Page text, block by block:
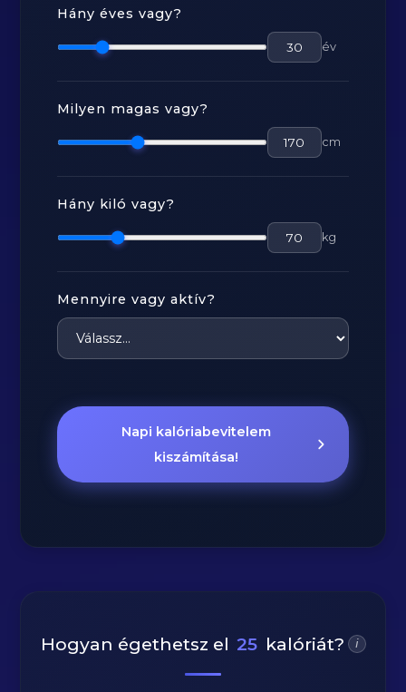
Hány éves vagy?
év
Milyen magas vagy?
cm
Hány kiló vagy?
kg
Mennyire vagy aktív?
Napi kalóriabevitelem
kiszámítása!
Hogyan égethetsz el 25 kalóriát? i